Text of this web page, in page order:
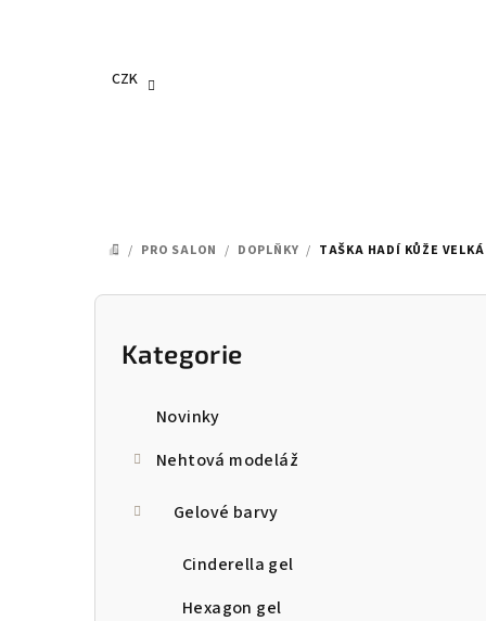
CZK
DOMŮ
/ PRO SALON / DOPLŇKY / TAŠKA HADÍ KŮŽE VELKÁ
P
Přeskočit
kategorie
Kategorie
Novinky
Nehtová modeláž
Gelové barvy
Cinderella gel
Hexagon gel